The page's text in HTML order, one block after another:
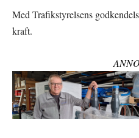
Med Trafikstyrelsens
kraft.